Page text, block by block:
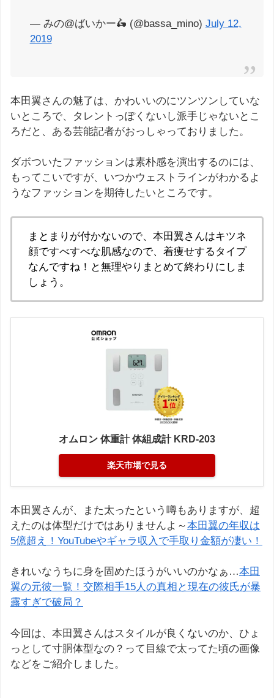
— みの@ばいかー🛵 (@bassa_mino) July 12,
2019
本田翼さんの魅了は、かわいいのにツンツンしていな
いところで、タレントっぽくないし派手じゃないとこ
ろだと、ある芸能記者がおっしゃっておりました。
ダボついたファッションは素朴感を演出するのには、
もってこいですが、いつかウェストラインがわかるよ
うなファッションを期待したいところです。
まとまりが付かないので、本田翼さんはキツネ
顔ですべすべな肌感なので、着痩せするタイプ
なんですね！と無理やりまとめて終わりにしま
しょう。
オムロン 体重計 体組成計 KRD-203
楽天市場で見る
本田翼さんが、また太ったという噂もありますが、超
えたのは体型だけではありませんよ～本田翼の年収は
5億超え！YouTubeやギャラ収入で手取り金額が凄い！
きれいなうちに身を固めたほうがいいのかなぁ…本田
翼の元彼一覧！交際相手15人の真相と現在の彼氏が暴
露すぎで破局？
今回は、本田翼さんはスタイルが良くないのか、ひょ
っとして寸胴体型なの？って目線で太ってた頃の画像
などをご紹介しました。